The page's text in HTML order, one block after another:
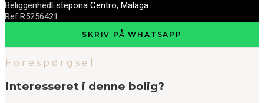
BeliggenhedEstepona Centro, Malaga
Ref.R5256421
SKRIV PÅ WHATSAPP
Forespørgsel
Interesseret i denne bolig?